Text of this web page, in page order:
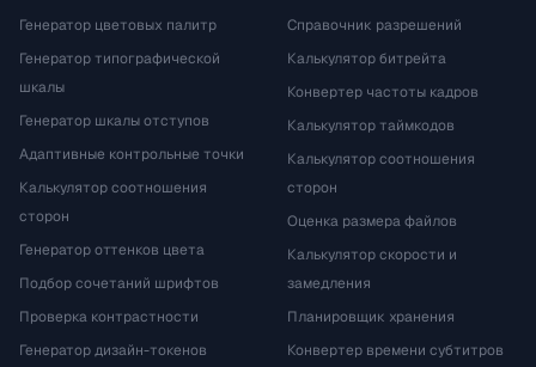
Генератор цветовых палитр
Генератор типографической
шкалы
Генератор шкалы отступов
Адаптивные контрольные точки
Калькулятор соотношения
сторон
Генератор оттенков цвета
Подбор сочетаний шрифтов
Проверка контрастности
Генератор дизайн-токенов
Справочник разрешений
Калькулятор битрейта
Конвертер частоты кадров
Калькулятор таймкодов
Калькулятор соотношения
сторон
Оценка размера файлов
Калькулятор скорости и
замедления
Планировщик хранения
Конвертер времени субтитров